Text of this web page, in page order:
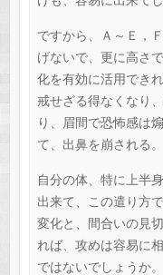
ですから、Ａ～Ｅ，
げないで、更に高さ
化を有効に活用でき
戒せざる得なくなり
り、眉間で恐怖感は
て、出鼻を崩される。
自分の体、特に上半
出来て、この遣り方
変化と、間合いの見
れば、攻めは容易に
ではないでしょうか。